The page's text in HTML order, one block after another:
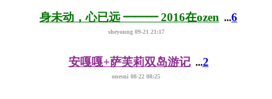
身未动，心已远 ━━━ 2016在ozen ...6
sheyoung 09-21 21:17
安嘎嘎+萨芙莉双岛游记 ...2
onesui 08-22 08:25